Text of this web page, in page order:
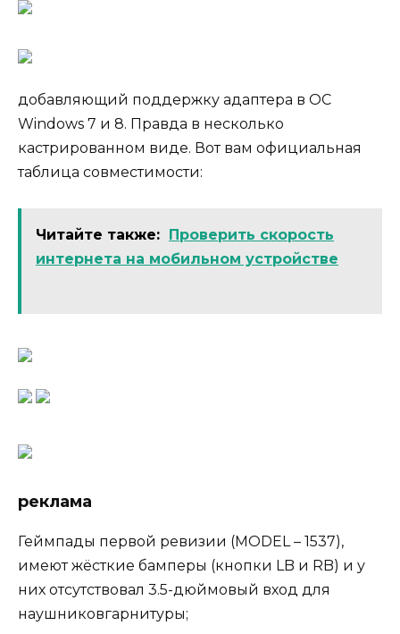
добавляющий поддержку адаптера в ОС
Windows 7 и 8. Правда в несколько
кастрированном виде. Вот вам официальная
таблица совместимости:
Читайте также: Проверить скорость
интернета на мобильном устройстве
реклама
Геймпады первой ревизии (MODEL – 1537),
имеют жёсткие бамперы (кнопки LB и RB) и у
них отсутствовал 3.5-дюймовый вход для
наушниковгарнитуры;